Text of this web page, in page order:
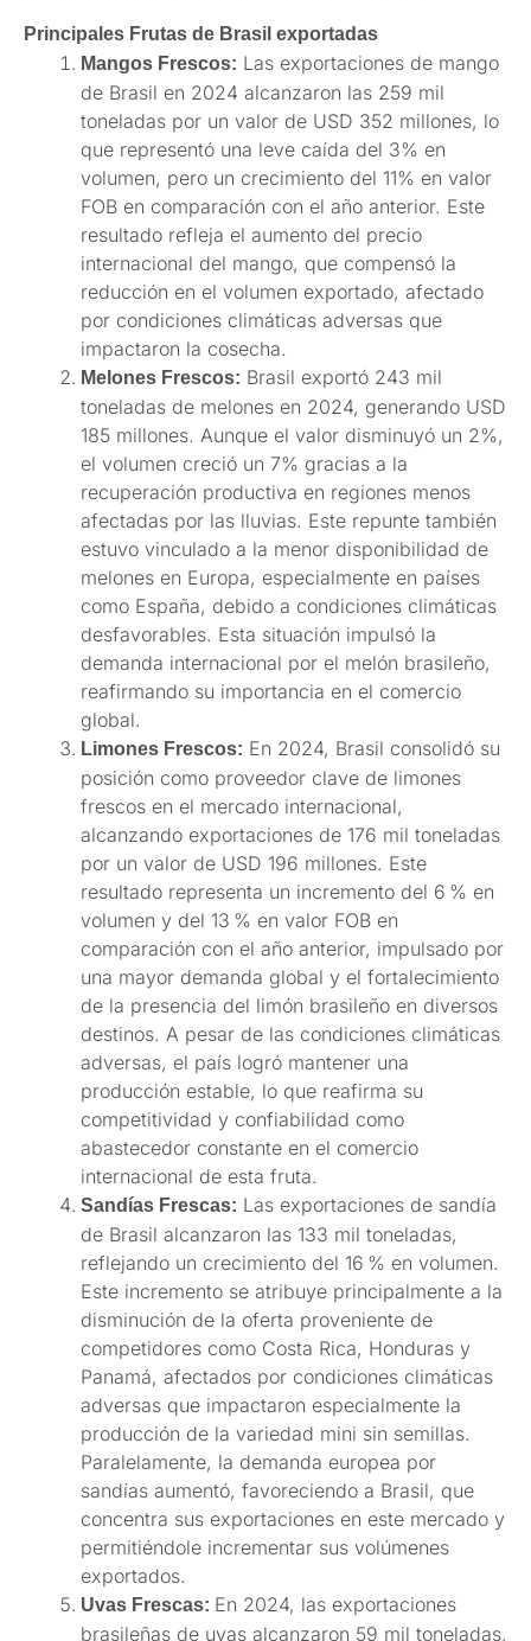
Principales Frutas de Brasil exportadas
Mangos Frescos: Las exportaciones de mango
de Brasil en 2024 alcanzaron las 259 mil
toneladas por un valor de USD 352 millones, lo
que representó una leve caída del 3% en
volumen, pero un crecimiento del 11% en valor
FOB en comparación con el año anterior. Este
resultado refleja el aumento del precio
internacional del mango, que compensó la
reducción en el volumen exportado, afectado
por condiciones climáticas adversas que
impactaron la cosecha.
Melones Frescos: Brasil exportó 243 mil
toneladas de melones en 2024, generando USD
185 millones. Aunque el valor disminuyó un 2%,
el volumen creció un 7% gracias a la
recuperación productiva en regiones menos
afectadas por las lluvias. Este repunte también
estuvo vinculado a la menor disponibilidad de
melones en Europa, especialmente en países
como España, debido a condiciones climáticas
desfavorables. Esta situación impulsó la
demanda internacional por el melón brasileño,
reafirmando su importancia en el comercio
global.
Limones Frescos: En 2024, Brasil consolidó su
posición como proveedor clave de limones
frescos en el mercado internacional,
alcanzando exportaciones de 176 mil toneladas
por un valor de USD 196 millones. Este
resultado representa un incremento del 6 % en
volumen y del 13 % en valor FOB en
comparación con el año anterior, impulsado por
una mayor demanda global y el fortalecimiento
de la presencia del limón brasileño en diversos
destinos. A pesar de las condiciones climáticas
adversas, el país logró mantener una
producción estable, lo que reafirma su
competitividad y confiabilidad como
abastecedor constante en el comercio
internacional de esta fruta.
Sandías Frescas: Las exportaciones de sandía
de Brasil alcanzaron las 133 mil toneladas,
reflejando un crecimiento del 16 % en volumen.
Este incremento se atribuye principalmente a la
disminución de la oferta proveniente de
competidores como Costa Rica, Honduras y
Panamá, afectados por condiciones climáticas
adversas que impactaron especialmente la
producción de la variedad mini sin semillas.
Paralelamente, la demanda europea por
sandías aumentó, favoreciendo a Brasil, que
concentra sus exportaciones en este mercado y
permitiéndole incrementar sus volúmenes
exportados.
Uvas Frescas: En 2024, las exportaciones
brasileñas de uvas alcanzaron 59 mil toneladas,